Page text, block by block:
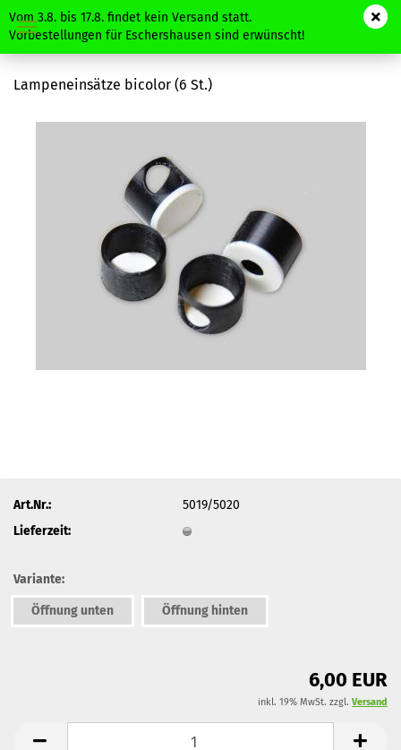
Vom 3.8. bis 17.8. findet kein Versand statt.
Vorbestellungen für Eschershausen sind erwünscht!
Lampeneinsätze bicolor (6 St.)
Art.Nr.:
5019/5020
Lieferzeit:
Variante:
Öffnung unten Öffnung hinten
6,00 EUR
inkl. 19% MwSt. zzgl. Versand